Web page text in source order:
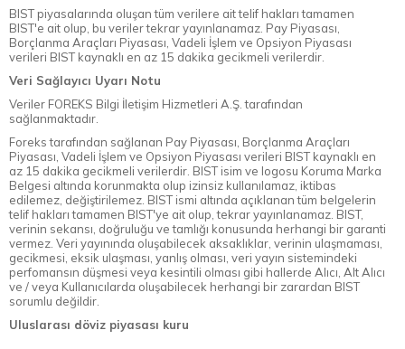
BIST piyasalarında oluşan tüm verilere ait telif hakları tamamen
BIST'e ait olup, bu veriler tekrar yayınlanamaz. Pay Piyasası,
Borçlanma Araçları Piyasası, Vadeli İşlem ve Opsiyon Piyasası
verileri BIST kaynaklı en az 15 dakika gecikmeli verilerdir.
Veri Sağlayıcı Uyarı Notu
Veriler FOREKS Bilgi İletişim Hizmetleri A.Ş. tarafından
sağlanmaktadır.
Foreks tarafından sağlanan Pay Piyasası, Borçlanma Araçları
Piyasası, Vadeli İşlem ve Opsiyon Piyasası verileri BIST kaynaklı en
az 15 dakika gecikmeli verilerdir. BIST isim ve logosu Koruma Marka
Belgesi altında korunmakta olup izinsiz kullanılamaz, iktibas
edilemez, değiştirilemez. BIST ismi altında açıklanan tüm belgelerin
telif hakları tamamen BIST'ye ait olup, tekrar yayınlanamaz. BIST,
verinin sekansı, doğruluğu ve tamlığı konusunda herhangi bir garanti
vermez. Veri yayınında oluşabilecek aksaklıklar, verinin ulaşmaması,
gecikmesi, eksik ulaşması, yanlış olması, veri yayın sistemindeki
perfomansın düşmesi veya kesintili olması gibi hallerde Alıcı, Alt Alıcı
ve / veya Kullanıcılarda oluşabilecek herhangi bir zarardan BIST
sorumlu değildir.
Uluslarası döviz piyasası kuru